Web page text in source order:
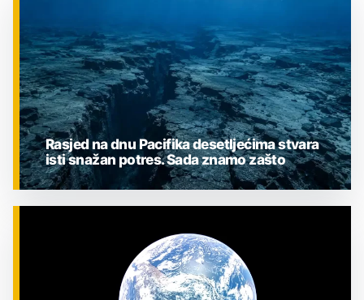
Rasjed na dnu Pacifika desetljećima stvara
isti snažan potres. Sada znamo zašto